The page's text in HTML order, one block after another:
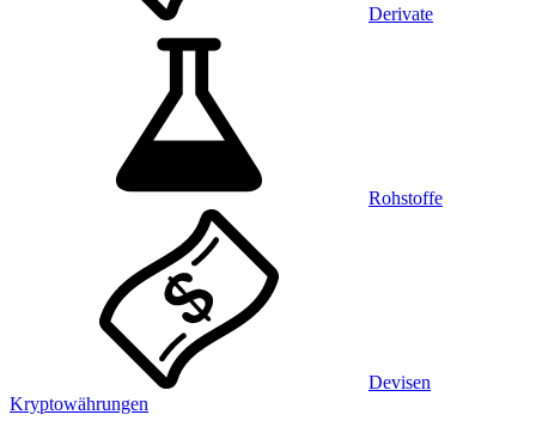
Derivate
Rohstoffe
Devisen
Kryptowährungen